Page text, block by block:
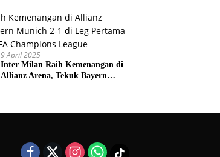
9 April 2025
Inter Milan Raih Kemenangan di
Allianz Arena, Tekuk Bayern